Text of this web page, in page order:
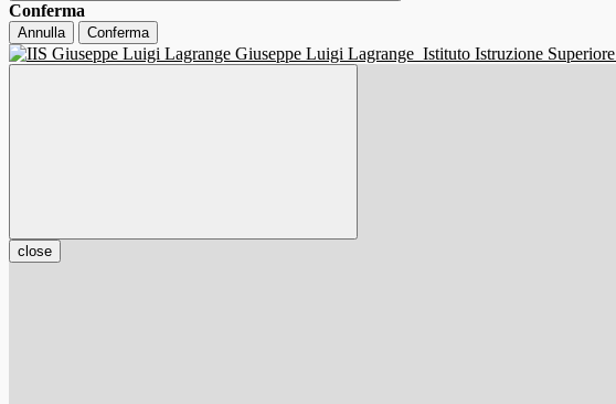
Conferma
Annulla Conferma
Giuseppe Luigi Lagrange Istituto Istruzione Superiore
close